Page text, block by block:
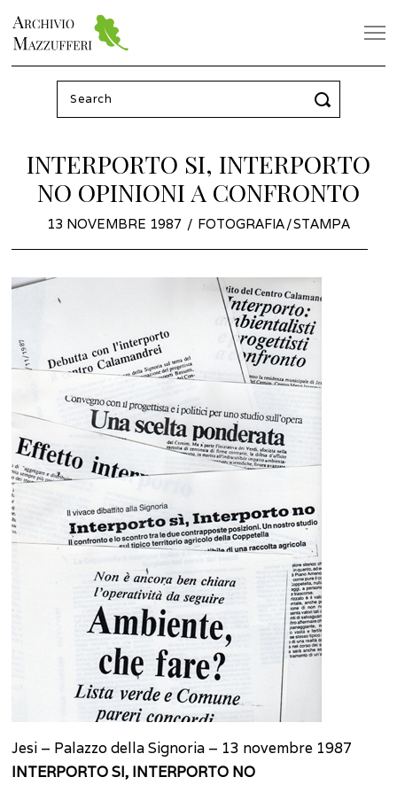
Search
for:
INTERPORTO SI, INTERPORTO
NO OPINIONI A CONFRONTO
POSTED
13 NOVEMBRE 1987 9 FOTOGRAFIA/STAMPA
Jesi – Palazzo della Signoria – 13 novembre 1987
INTERPORTO SI, INTERPORTO NO